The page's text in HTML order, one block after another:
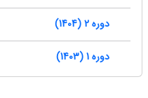
دوره 2 (1404)
دوره 1 (1403)